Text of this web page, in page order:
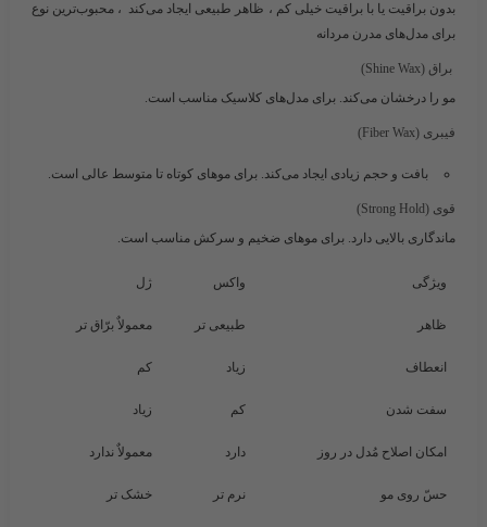
بدون براقیت یا با براقیت خیلی کم ، ظاهر طبیعی ایجاد می‌کند ، محبوب‌ترین نوع
برای مدل‌های مدرن مردانه
براق (Shine Wax)
مو را درخشان می‌کند. برای مدل‌های کلاسیک مناسب است.
فیبری (Fiber Wax)
بافت و حجم زیادی ایجاد می‌کند. برای موهای کوتاه تا متوسط عالی است.
قوی (Strong Hold)
ماندگاری بالایی دارد. برای موهای ضخیم و سرکش مناسب است.
ویژگی واکس ژل
ظاهر طبیعی تر معمولاٌ برّاق تر
انعطاف زیاد کم
سفت شدن کم زیاد
امکان اصلاح مُدل در روز دارد معمولاٌ ندارد
حسّ روی مو نرم تر خشک تر